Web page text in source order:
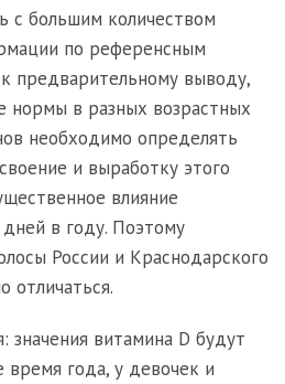
с большим количеством
по референсным
предварительному выводу,
нормы в разных возрастных
необходимо определять
и выработку этого
влияние
в году. Поэтому
России и Краснодарского
отличаться.
значения витамина D будут
года, у девочек и